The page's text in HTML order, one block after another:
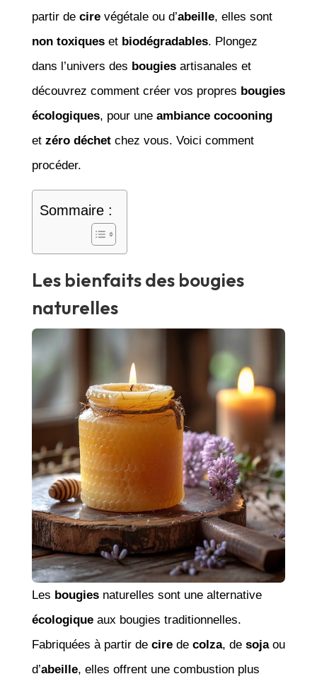
partir de cirevégétale ou d’abeille, elles sont
non toxiqueset biodégradables. Plongez
dans l’univers des bougiesartisanales et
découvrez comment créer vos propres bougies
écologiques, pour une ambiance cocooning
et zéro déchetchez vous. Voici comment
procéder.
Sommaire :
Les bienfaits des bougies
naturelles
Les bougiesnaturelles sont une alternative
écologiqueaux bougies traditionnelles.
Fabriquées à partir de cirede colza, de sojaou
d’abeille, elles offrent une combustion plus